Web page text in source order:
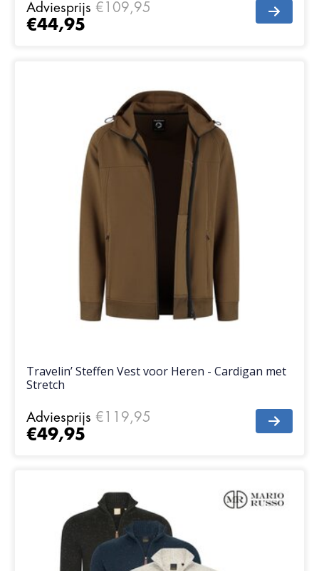
Adviesprijs €109,95
€44,95
Travelin’ Steffen Vest voor Heren - Cardigan met
Stretch
Adviesprijs €119,95
€49,95